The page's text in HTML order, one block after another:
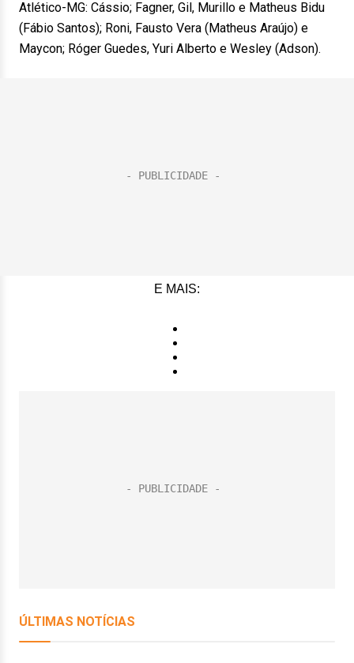
Atlético-MG: Cássio; Fagner, Gil, Murillo e Matheus Bidu
(Fábio Santos); Roni, Fausto Vera (Matheus Araújo) e
Maycon; Róger Guedes, Yuri Alberto e Wesley (Adson).
E MAIS: